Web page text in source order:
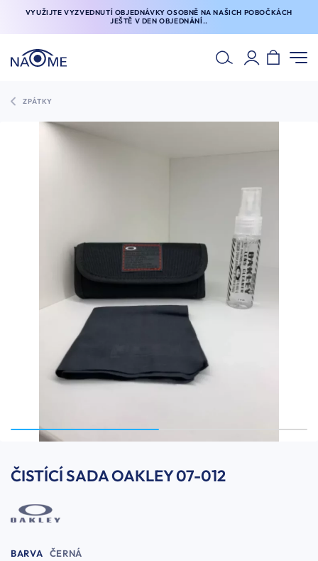
VYUŽIJTE VYZVEDNUTÍ OBJEDNÁVKY OSOBNĚ NA NAŠICH POBOČKÁCH
JEŠTĚ V DEN OBJEDNÁNÍ..
ZPÁTKY
ČISTÍCÍ SADA OAKLEY 07-012
BARVA ČERNÁ